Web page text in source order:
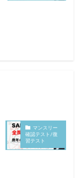
マンスリー
確認テスト/復
習テスト